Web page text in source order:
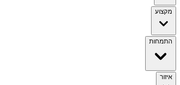
מקצוע
התמחות
איזור